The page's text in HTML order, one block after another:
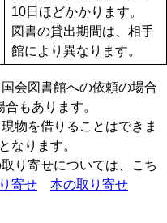
10日ほどかかります。
図書の貸出期間は、相手
館により異なります。
会図書館への依頼の場合
もあります。
物を借りることはできま
なります。
り寄せについては、こち
寄せ 本の取り寄せ